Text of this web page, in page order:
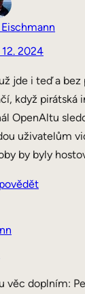
12. 2024
jde i teď a bez
když pirátská
OpenAltu
uživatelům
by byly
věc doplním: